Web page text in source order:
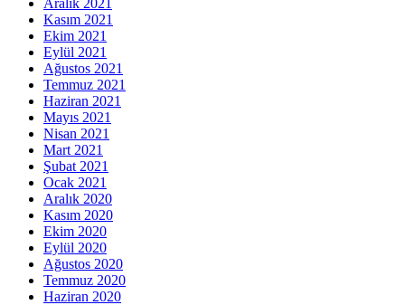
Kasım 2021
Ekim 2021
Eylül 2021
Ağustos 2021
Temmuz 2021
Haziran 2021
Mayıs 2021
Nisan 2021
Mart 2021
Şubat 2021
Ocak 2021
Aralık 2020
Kasım 2020
Ekim 2020
Eylül 2020
Ağustos 2020
Temmuz 2020
Haziran 2020